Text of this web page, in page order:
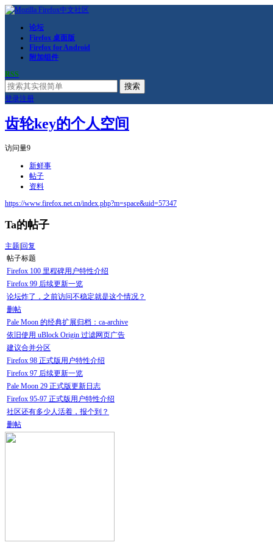
论坛
Firefox 桌面版
Firefox for Android
附加组件
RSS
搜索
登录注册
齿轮key的个人空间
访问量9
新鲜事
帖子
资料
https://www.firefox.net.cn/index.php?m=space&uid=57347
Ta的帖子
主题 回复
帖子标题
Firefox 100 里程碑用户特性介绍
Firefox 99 后续更新一览
论坛炸了，之前访问不稳定就是这个情况？
删帖
Pale Moon 的经典扩展归档：ca-archive
依旧使用 uBlock Origin 过滤网页广告
建议合并分区
Firefox 98 正式版用户特性介绍
Firefox 97 后续更新一览
Pale Moon 29 正式版更新日志
Firefox 95-97 正式版用户特性介绍
社区还有多少人活着，报个到？
删帖